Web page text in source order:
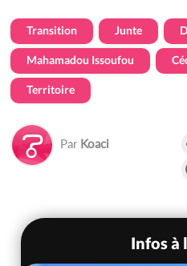
Transition Junte
Mahamadou Issoufou
Territoire
Par Koaci
Infos à